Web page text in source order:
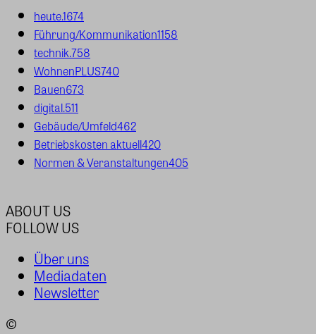
heute.1674
Führung/Kommunikation1158
technik.758
WohnenPLUS740
Bauen673
digital.511
Gebäude/Umfeld462
Betriebskosten aktuell420
Normen & Veranstaltungen405
ABOUT US
FOLLOW US
Über uns
Mediadaten
Newsletter
©